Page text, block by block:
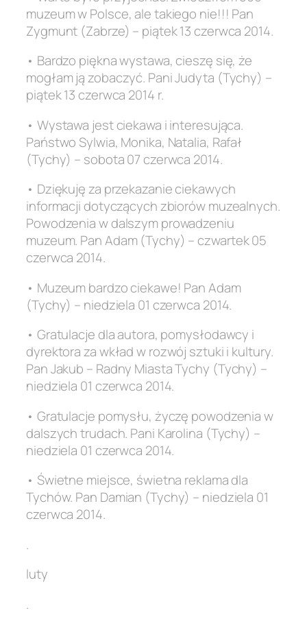
muzeum w Polsce, ale takiego nie!!! Pan
Zygmunt (Zabrze) – piątek 13 czerwca 2014.
• Bardzo piękna wystawa, cieszę się, że
mogłam ją zobaczyć. Pani Judyta (Tychy) –
piątek 13 czerwca 2014 r.
• Wystawa jest ciekawa i interesująca.
Państwo Sylwia, Monika, Natalia, Rafał
(Tychy) – sobota 07 czerwca 2014.
• Dziękuję za przekazanie ciekawych
informacji dotyczących zbiorów muzealnych.
Powodzenia w dalszym prowadzeniu
muzeum. Pan Adam (Tychy) – czwartek 05
czerwca 2014.
• Muzeum bardzo ciekawe! Pan Adam
(Tychy) – niedziela 01 czerwca 2014.
• Gratulacje dla autora, pomysłodawcy i
dyrektora za wkład w rozwój sztuki i kultury.
Pan Jakub – Radny Miasta Tychy (Tychy) –
niedziela 01 czerwca 2014.
• Gratulacje pomysłu, życzę powodzenia w
dalszych trudach. Pani Karolina (Tychy) –
niedziela 01 czerwca 2014.
• Świetne miejsce, świetna reklama dla
Tychów. Pan Damian (Tychy) – niedziela 01
czerwca 2014.
.
luty
.